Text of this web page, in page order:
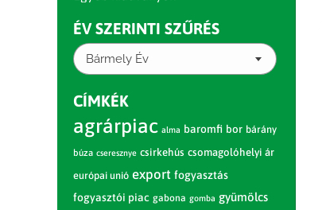
ÉV SZERINTI SZŰRÉS
Bármely Év
CÍMKÉK
agrárpiac alma baromfi bor bárány
búza cseresznye csirkehús csomagolóhelyi ár
európai unió export fogyasztás
fogyasztói piac gabona gomba gyümölcs